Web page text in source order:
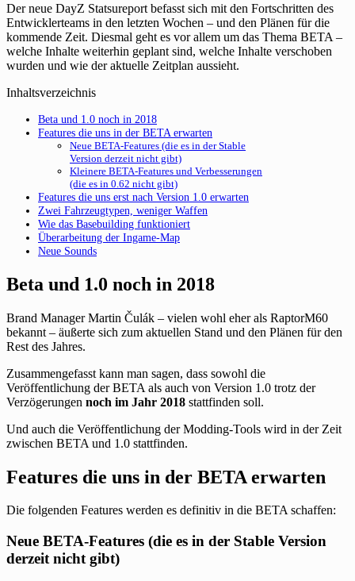
Der neue DayZ Statsureport befasst sich mit den Fortschritten des
Entwicklerteams in den letzten Wochen – und den Plänen für die
kommende Zeit. Diesmal geht es vor allem um das Thema BETA –
welche Inhalte weiterhin geplant sind, welche Inhalte verschoben
wurden und wie der aktuelle Zeitplan aussieht.
Inhaltsverzeichnis
Beta und 1.0 noch in 2018
Features die uns in der BETA erwarten
Neue BETA-Features (die es in der Stable
Version derzeit nicht gibt)
Kleinere BETA-Features und Verbesserungen
(die es in 0.62 nicht gibt)
Features die uns erst nach Version 1.0 erwarten
Zwei Fahrzeugtypen, weniger Waffen
Wie das Basebuilding funktioniert
Überarbeitung der Ingame-Map
Neue Sounds
Beta und 1.0 noch in 2018
Brand Manager Martin Čulák – vielen wohl eher als RaptorM60
bekannt – äußerte sich zum aktuellen Stand und den Plänen für den
Rest des Jahres.
Zusammengefasst kann man sagen, dass sowohl die
Veröffentlichung der BETA als auch von Version 1.0 trotz der
Verzögerungen noch im Jahr 2018 stattfinden soll.
Und auch die Veröffentlichung der Modding-Tools wird in der Zeit
zwischen BETA und 1.0 stattfinden.
Features die uns in der BETA erwarten
Die folgenden Features werden es definitiv in die BETA schaffen:
Neue BETA-Features (die es in der Stable Version
derzeit nicht gibt)